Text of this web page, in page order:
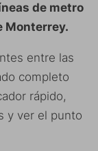
de metro
Monterrey.
entre las
completo
rápido,
y ver el punto